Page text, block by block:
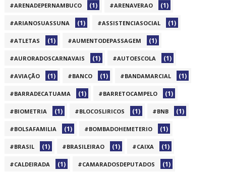
#ARENADEPERNAMBUCO (1) #ARENAVERAO (1)
#ARIANOSUASSUNA (1) #ASSISTENCIASOCIAL (1)
#ATLETAS (1) #AUMENTODEPASSAGEM (1)
#AURORADOSCARNAVAIS (1) #AUTOESCOLA (1)
#AVIAÇÃO (1) #BANCO (1) #BANDAMARCIAL (1)
#BARRADECATUAMA (1) #BARRETOCAMPELO (1)
#BIOMETRIA (1) #BLOCOSLIRICOS (1) #BNB (1)
#BOLSAFAMILIA (1) #BOMBADOHEMETERIO (1)
#BRASIL (1) #BRASILEIRAO (1) #CAIXA (1)
#CALDEIRADA (1) #CAMARADOSDEPUTADOS (1)